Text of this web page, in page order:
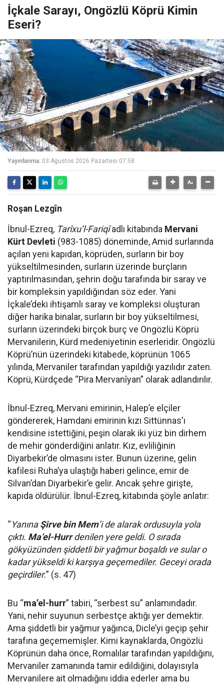
İçkale Sarayı, Ongözlü Köprü Kimin
Eseri?
Yayınlanma: 03 Ağustos 2026 Pazartesi 07:58
Roşan Lezgîn
İbnul-Ezreq, Tarîxu’l-Fariqîadlı kitabında Mervani
Kürt Devleti (983-1085) döneminde, Amid surlarında
açılan yeni kapıdan, köprüden, surların bir boy
yükseltilmesinden, surların üzerinde burçların
yaptırılmasından, şehrin doğu tarafında bir saray ve
bir kompleksin yapıldığından söz eder. Yani
İçkale’deki ihtişamlı saray ve kompleksi oluşturan
diğer harika binalar, surların bir boy yükseltilmesi,
surların üzerindeki birçok burç ve Ongözlü Köprü
Mervanilerin, Kürd medeniyetinin eserleridir. Ongözlü
Köprü’nün üzerindeki kitabede, köprünün 1065
yılında, Mervaniler tarafından yapıldığı yazılıdır zaten.
Köprü, Kürdçede “Pira Mervanîyan” olarak adlandırılır.
İbnul-Ezreq, Mervani emirinin, Halep’e elçiler
göndererek, Hamdani emirinin kızı Sittünnas'ı
kendisine istettiğini, peşin olarak iki yüz bin dirhem
de mehir gönderdiğini anlatır. Kız, evliliğinin
Diyarbekir’de olmasını ister. Bunun üzerine, gelin
kafilesi Ruha’ya ulaştığı haberi gelince, emir de
Silvan’dan Diyarbekir’e gelir. Ancak şehre girişte,
kapıda öldürülür. İbnul-Ezreq, kitabında şöyle anlatır:
“YanınaŞirve bin Mem’i de alarak ordusuyla yola
çıktı. Ma’el-Hurrdenilen yere geldi. O sırada
gökyüzünden şiddetli bir yağmur boşaldı ve sular o
kadar yükseldi ki karşıya geçemediler. Geceyi orada
geçirdiler.” (s. 47)
Bu “ma’el-hurr” tabiri, “serbest su” anlamındadır.
Yani, nehir suyunun serbestçe aktığı yer demektir.
Ama şiddetli bir yağmur yağınca, Dicle’yi geçip şehir
tarafına geçememişler. Kimi kaynaklarda, Ongözlü
Köprünün daha önce, Romalılar tarafından yapıldığını,
Mervaniler zamanında tamir edildiğini, dolayısıyla
Mervanilere ait olmadığını iddia ederler ama bu